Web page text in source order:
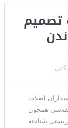
سفر ژنرال
جای نجات
بزرگ جهان
تصمیم
انقلاب
مقدسی همچون
شناخته